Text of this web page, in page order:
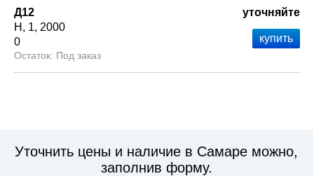
Д12
Н
1 2000
0
Под заказ
уточняйте
Уточнить цены и наличие в Самаре можно,
заполнив форму.